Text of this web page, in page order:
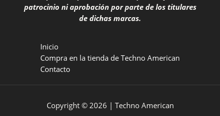
patrocinio ni aprobación por parte de los titulares
de dichas marcas.
Inicio
Compra en la tienda de Techno American
Contacto
Copyright © 2026 | Techno American